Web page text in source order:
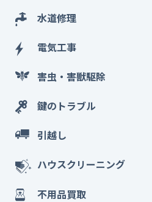
水道修理
電気工事
害虫・害獣駆除
鍵のトラブル
引越し
ハウスクリーニング
不用品買取